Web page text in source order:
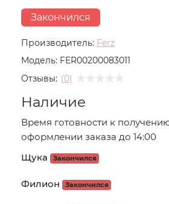
Производитель: Ferz
Модель: FER00200083011
Отзывы: (0)
Закончился
Наличие
Время готовности к
оформлении заказа до 14:00
Щука
Закончился
Филион Закончился